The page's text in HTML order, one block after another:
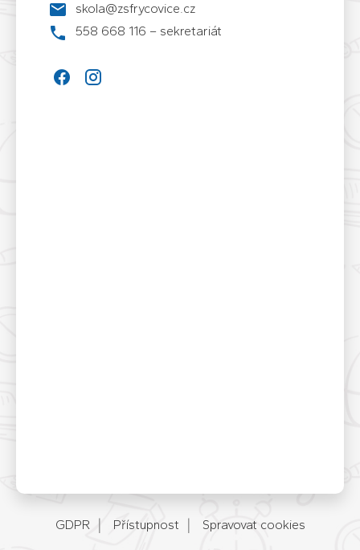
skola@zsfrycovice.cz
558 668 116 – sekretariát
GDPR Přístupnost Spravovat cookies